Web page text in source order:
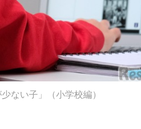
ない子」（小学校編）